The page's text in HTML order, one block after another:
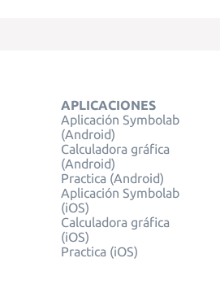
APLICACIONES
Aplicación Symbolab
(Android)
Calculadora gráfica
(Android)
Practica (Android)
Aplicación Symbolab
(iOS)
Calculadora gráfica
(iOS)
Practica (iOS)